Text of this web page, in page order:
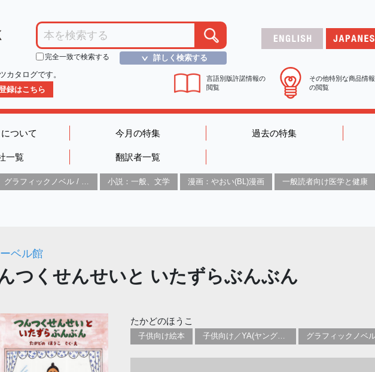
完全一致で検索する ＞
詳しく検索する
カタログです。
登録はこちら
言語別版許諾情報の
閲覧
その他特別な商品情報
の閲覧
ついて 今月の特集 過去の特集
一覧 翻訳者一覧
小説：一般、文学 漫画：やおい(BL)漫画 一般読者向け医学と健康
ベル館
つくせんせいと いたずらぶんぶん
たかどのほうこ
子供向け絵本 子供向け／YA(ヤングアダルト)向け一般：芸術&芸術家